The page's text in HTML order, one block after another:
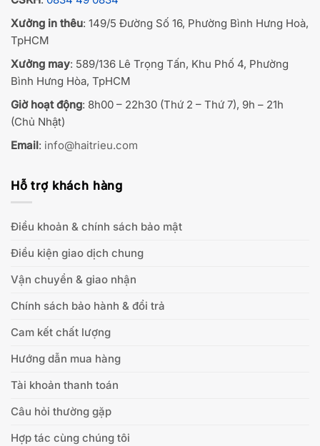
Xưởng in thêu: 149/5 Đường Số 16, Phường Bình Hưng Hoà,
TpHCM
Xưởng may: 589/136 Lê Trọng Tấn, Khu Phố 4, Phường
Bình Hưng Hòa, TpHCM
Giờ hoạt động: 8h00 – 22h30 (Thứ 2 – Thứ 7), 9h – 21h
(Chủ Nhật)
Email: info@haitrieu.com
Hỗ trợ khách hàng
Điều khoản & chính sách bảo mật
Điều kiện giao dịch chung
Vận chuyển & giao nhận
Chính sách bảo hành & đổi trả
Cam kết chất lượng
Hướng dẫn mua hàng
Tài khoản thanh toán
Câu hỏi thường gặp
Hợp tác cùng chúng tôi